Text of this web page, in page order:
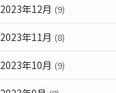
2023年12月 (9)
2023年11月 (8)
2023年10月 (9)